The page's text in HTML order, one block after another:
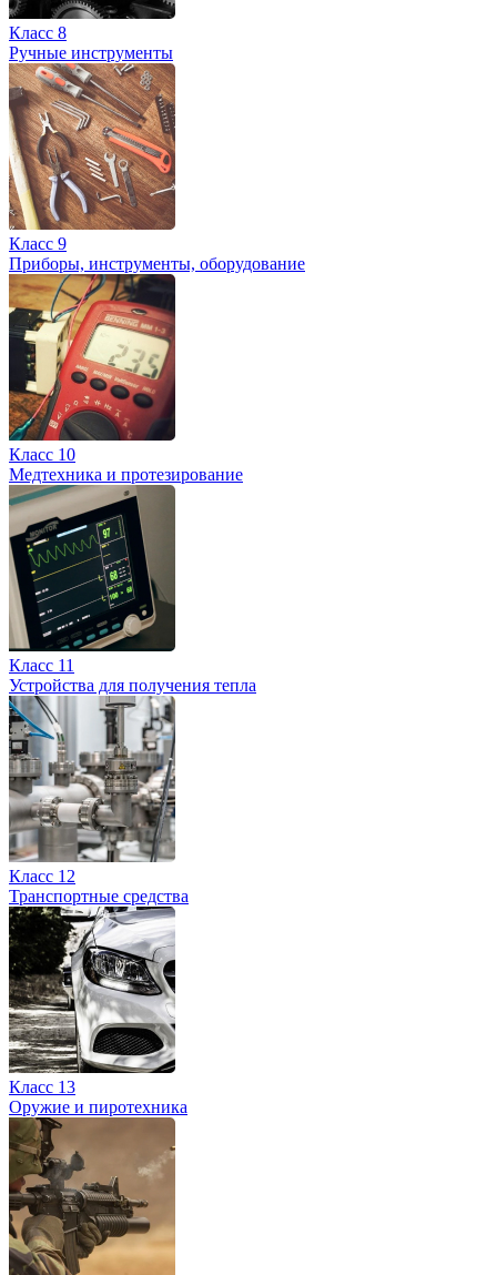
Класс 8
Ручные инструменты
Класс 9
Приборы, инструменты, оборудование
Класс 10
Медтехника и протезирование
Класс 11
Устройства для получения тепла
Класс 12
Транспортные средства
Класс 13
Оружие и пиротехника